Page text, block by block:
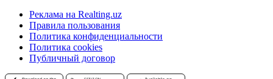
Реклама на Realting.uz
Правила пользования
Политика конфиденциальности
Политика cookies
Публичный договор